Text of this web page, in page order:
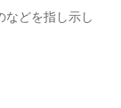
などを指し示し